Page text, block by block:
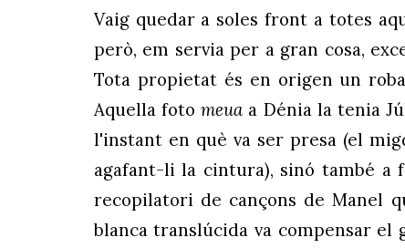
Vaig quedar a soles front a totes
però, em servia per a gran cosa,
Tota propietat és en origen un
Aquella fotomeua a Dénia la tenia
l'instant en què va ser presa (el
agafant-li la cintura), sinó també a
recopilatori de cançons de Manel
blanca translúcida va compensar